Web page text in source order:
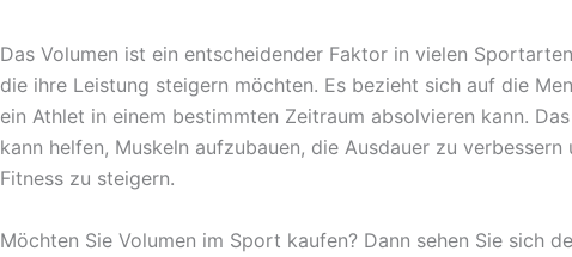
Das Volumen ist ein entscheidender Faktor in vielen
die ihre Leistung steigern möchten. Es bezieht sich auf die
ein Athlet in einem bestimmten Zeitraum absolvieren kann.
kann helfen, Muskeln aufzubauen, die Ausdauer zu verbessern
Fitness zu steigern.
Möchten Sie Volumen im Sport kaufen? Dann sehen Sie sich